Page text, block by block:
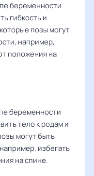
беременности
гибкость и
позы могут
например,
положения на
беременности
тело к родам и
могут быть
избегать
на спине.